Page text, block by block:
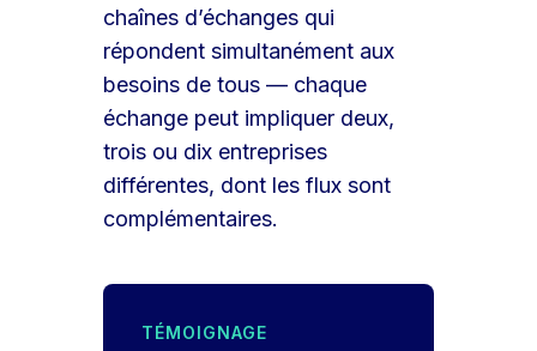
chaînes d’échanges qui
répondent simultanément aux
besoins de tous — chaque
échange peut impliquer deux,
trois ou dix entreprises
différentes, dont les flux sont
complémentaires.
TÉMOIGNAGE